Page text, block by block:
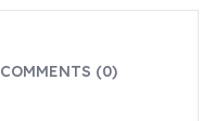
COMMENTS (0)